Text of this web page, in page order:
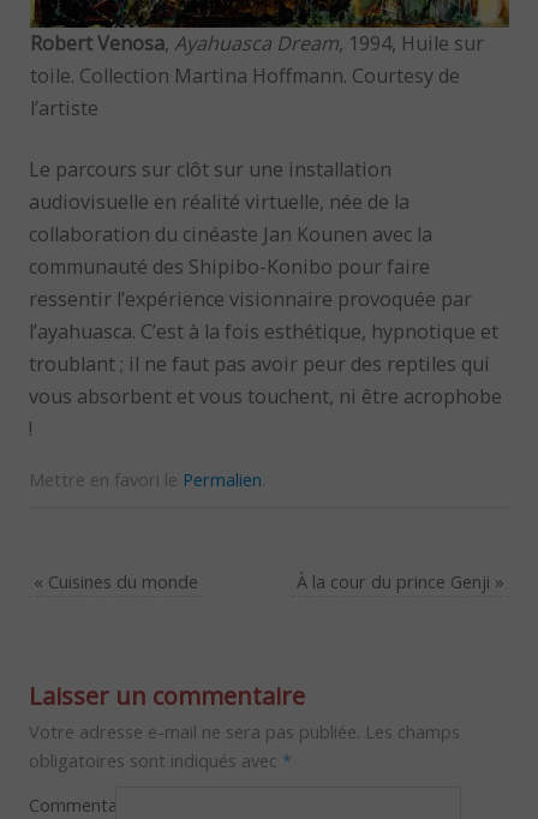
Robert Venosa, Ayahuasca Dream, 1994, Huile sur
toile. Collection Martina Hoffmann. Courtesy de
l’artiste
Le parcours sur clôt sur une installation
audiovisuelle en réalité virtuelle, née de la
collaboration du cinéaste Jan Kounen avec la
communauté des Shipibo-Konibo pour faire
ressentir l’expérience visionnaire provoquée par
l’ayahuasca. C’est à la fois esthétique, hypnotique et
troublant ; il ne faut pas avoir peur des reptiles qui
vous absorbent et vous touchent, ni être acrophobe
!
Mettre en favori le Permalien.
« Cuisines du monde À la cour du prince Genji »
Laisser un commentaire
Votre adresse e-mail ne sera pas publiée. Les champs
obligatoires sont indiqués avec *
Commentaire